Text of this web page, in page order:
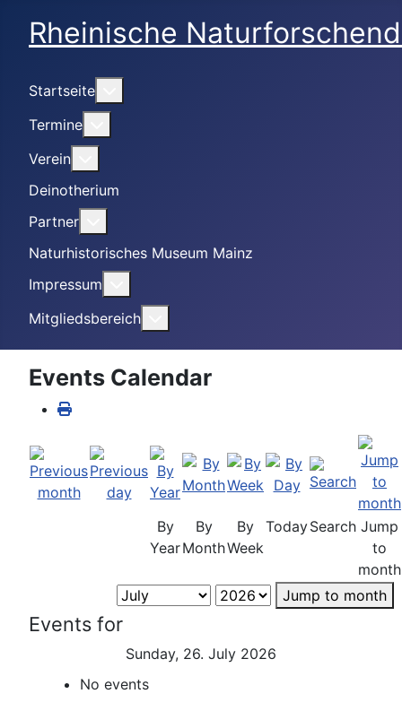
Rheinische
Startseite
Termine
Verein
Deinotherium
Partner
Naturhistorisches Museum Mainz
Impressum
Mitgliedsbereich
Events Calendar
By
Year
By
Month
By
Week
TodaySearch Jump
to
month
Jump to month
Events for
Sunday, 26. July 2026
No events